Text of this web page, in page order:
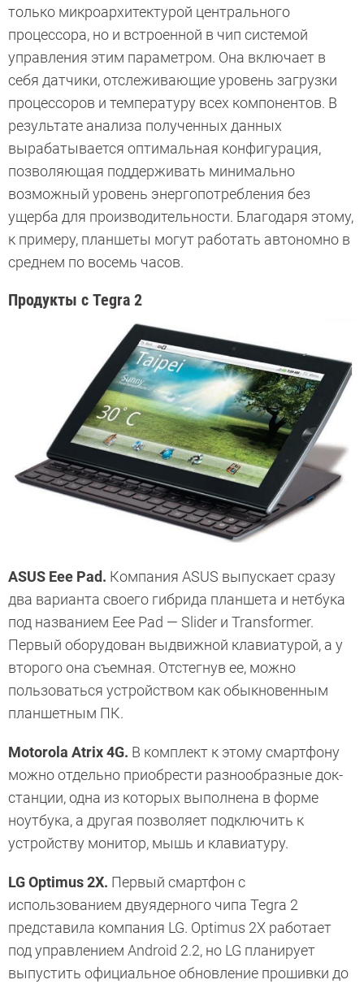
только микроархитектурой центрального
процессора, но и встроенной в чип системой
управления этим параметром. Она включает в
себя датчики, отслеживающие уровень загрузки
процессоров и температуру всех компонентов. В
результате анализа полученных данных
вырабатывается оптимальная конфигурация,
позволяющая поддерживать минимально
возможный уровень энергопотребления без
ущерба для производительности. Благодаря этому,
к примеру, планшеты могут работать автономно в
среднем по восемь часов.
Продукты с Tegra 2
ASUS Eee Pad. Компания ASUS выпускает сразу
два варианта своего гибрида планшета и нетбука
под названием Eee Pad — Slider и Transformer.
Первый оборудован выдвижной клавиатурой, а у
второго она съемная. Отстегнув ее, можно
пользоваться устройством как обыкновенным
планшетным ПК.
Motorola Atrix 4G. В комплект к этому смартфону
можно отдельно приобрести разнообразные док-
станции, одна из которых выполнена в форме
ноутбука, а другая позволяет подключить к
устройству монитор, мышь и клавиатуру.
LG Optimus 2X. Первый смартфон с
использованием двуядерного чипа Tegra 2
представила компания LG. Optimus 2X работает
под управлением Android 2.2, но LG планирует
выпустить официальное обновление прошивки до